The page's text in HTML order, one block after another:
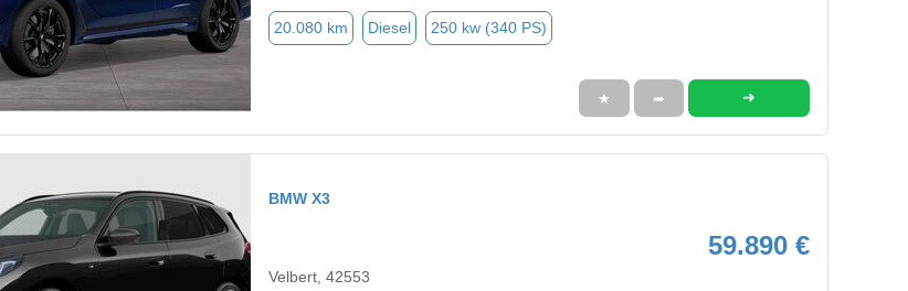
20.080 km Diesel 250 kw (340 PS)
★ ➦ ➜
BMW X3
59.890 €
Velbert, 42553